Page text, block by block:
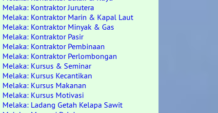
Melaka: Kontraktor Jurutera
Melaka: Kontraktor Marin & Kapal Laut
Melaka: Kontraktor Minyak & Gas
Melaka: Kontraktor Pasir
Melaka: Kontraktor Pembinaan
Melaka: Kontraktor Perlombongan
Melaka: Kursus & Seminar
Melaka: Kursus Kecantikan
Melaka: Kursus Makanan
Melaka: Kursus Motivasi
Melaka: Ladang Getah Kelapa Sawit